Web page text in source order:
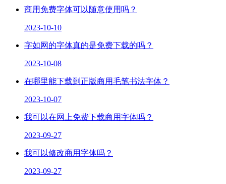
商用免费字体可以随意使用吗？
2023-10-10
字如网的字体真的是免费下载的吗？
2023-10-08
在哪里能下载到正版商用毛笔书法字体？
2023-10-07
我可以在网上免费下载商用字体吗？
2023-09-27
我可以修改商用字体吗？
2023-09-27